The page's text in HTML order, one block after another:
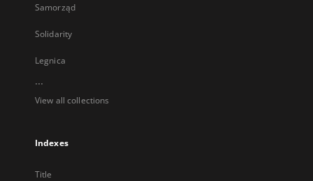
Samorząd
Solidarity
Legnica
...
View all collections
Indexes
Title